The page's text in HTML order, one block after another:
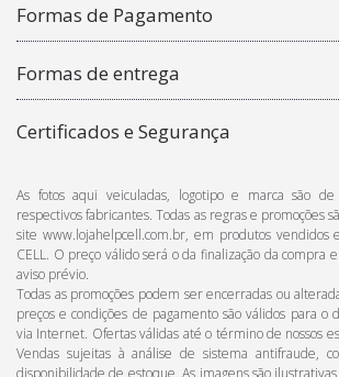
Formas de Pagamento
Formas de entrega
Certificados e Segurança
As fotos aqui veiculadas, logotipo e marca são
respectivos fabricantes. Todas as regras e promoções
site www.lojahelpcell.com.br, em produtos vendidos
CELL. O preço válido será o da finalização da compra
aviso prévio.
Todas as promoções podem ser encerradas ou
preços e condições de pagamento são válidos para o
via Internet. Ofertas válidas até o término de nossos
Vendas sujeitas à análise de sistema antifraude,
disponibilidade de estoque. As imagens são